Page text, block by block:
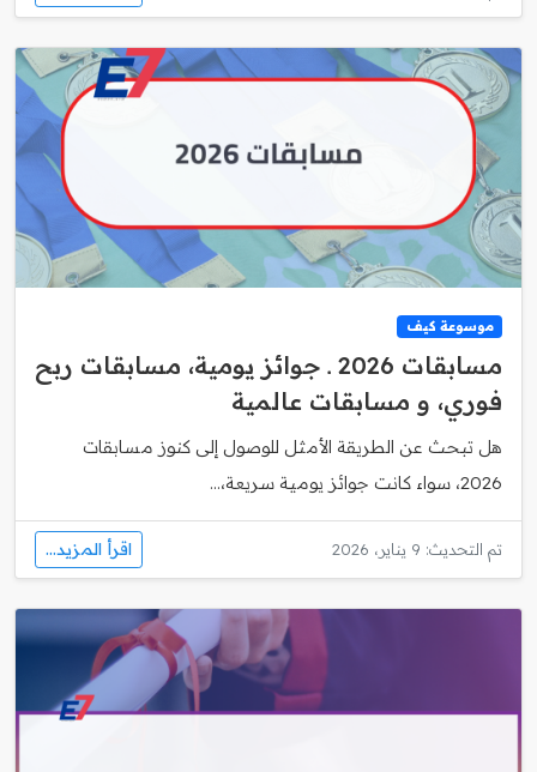
موسوعة كيف
مسابقات 2026 ـ جوائز يومية، مسابقات ربح
فوري، و مسابقات عالمية
هل تبحث عن الطريقة الأمثل للوصول إلى كنوز مسابقات
2026، سواء كانت جوائز يومية سريعة،...
تم التحديث: 9 يناير، 2026 اقرأ المزيد...